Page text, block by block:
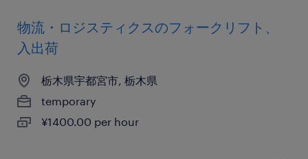
物流・ロジスティクスのフォークリフト、
入出荷
栃木県宇都宮市, 栃木県
temporary
¥1400.00 per hour